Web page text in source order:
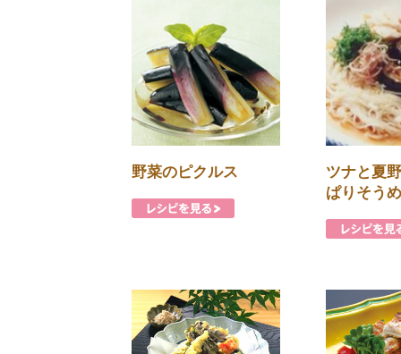
野菜のピクルス
ツナと夏
ぱりそう